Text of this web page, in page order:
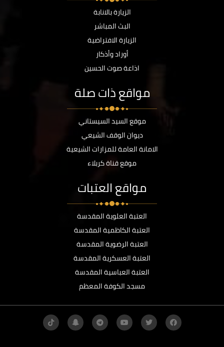
الزيارة بالانابة
البث المباشر
الزيارة الافتراضية
أوراد وأذكار
اذاعة صوت الحسين
مواقع ذات صلة
موقع السيد السيستاني
ديوان الوقف الشيعي
الامانة العامة للمزارات الشيعية
موقع قناة كربلاء
مواقع العتبات
العتبة العلوية المقدسة
العتبة الكاظمية المقدسة
العتبة الرضوية المقدسة
العتبة العسكرية المقدسة
العتبة العباسية المقدسة
مسجد الكوفة المعظم